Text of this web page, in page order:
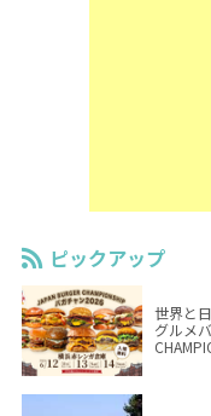
ピックアップ
世界と
グルメ